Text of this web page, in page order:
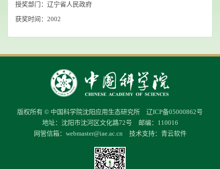
授奖部门：辽宁省人民政府
获奖时间：2002
版权所有 © 中国科学院沈阳应用生态研究所 辽ICP备05000862号
地址：沈阳市沈河区文化路72号 邮编：110016
网管信箱： webmaster@iae.ac.cn 技术支持： 青云软件